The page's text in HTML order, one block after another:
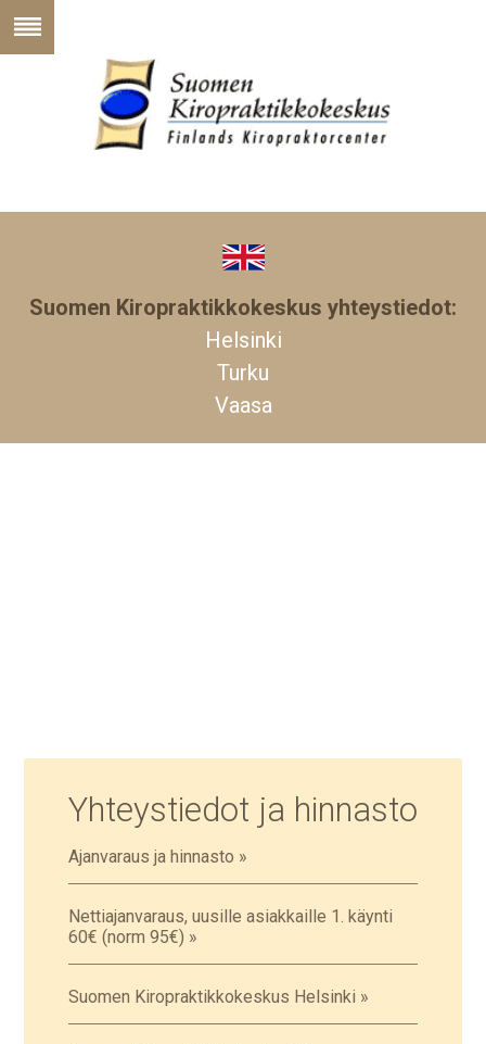
Suomen Kiropraktikkokeskus yhteystiedot:
Helsinki
Turku
Vaasa
Yhteystiedot ja hinnasto
Ajanvaraus ja hinnasto »
Nettiajanvaraus, uusille asiakkaille 1. käynti
60€ (norm 95€) »
Suomen Kiropraktikkokeskus Helsinki »